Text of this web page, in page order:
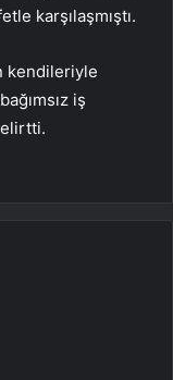
karşılaşmıştı.
kendileriyle
iş